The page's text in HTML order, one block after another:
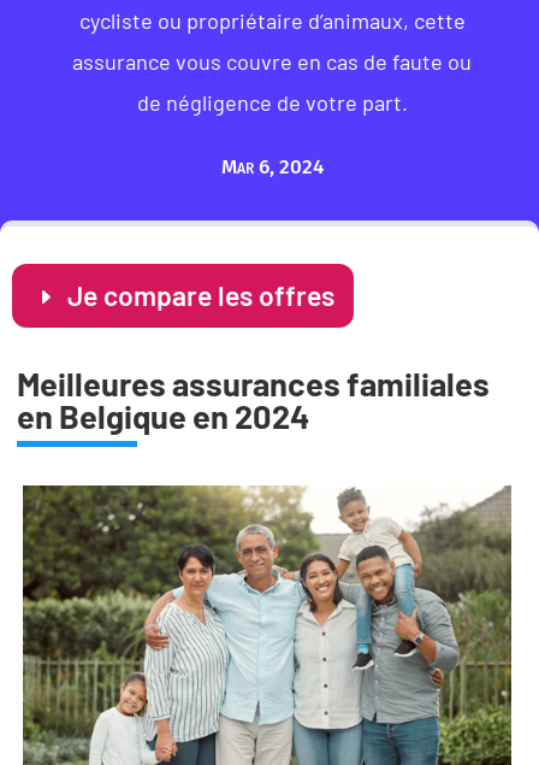
cycliste ou propriétaire d’animaux, cette
assurance vous couvre en cas de faute ou
de négligence de votre part.
Mar 6, 2024
Je compare les offres
Meilleures assurances familiales
en Belgique en 2024